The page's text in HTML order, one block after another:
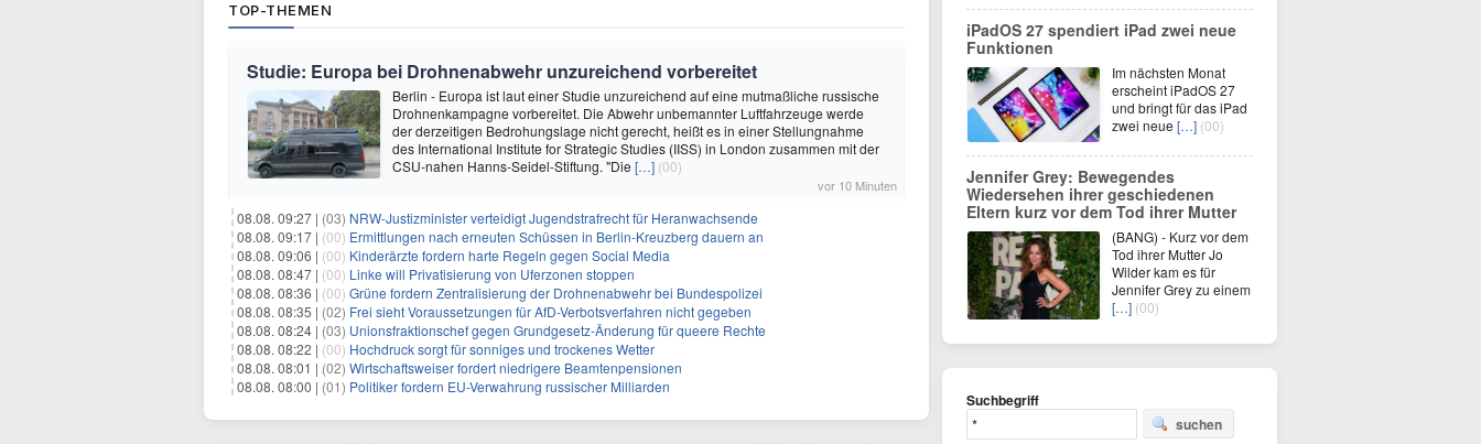
TOP-THEMEN
Studie: Europa bei Drohnenabwehr unzureichend vorbereitet
Berlin - Europa ist laut einer Studie unzureichend auf eine mutmaßliche russische
Drohnenkampagne vorbereitet. Die Abwehr unbemannter Luftfahrzeuge werde
der derzeitigen Bedrohungslage nicht gerecht, heißt es in einer Stellungnahme
des International Institute for Strategic Studies (IISS) in London zusammen mit der
CSU-nahen Hanns-Seidel-Stiftung. "Die […] (00)
vor 10 Minuten
08.08. 09:27 | (03) NRW-Justizminister verteidigt Jugendstrafrecht für Heranwachsende
08.08. 09:17 | (00) Ermittlungen nach erneuten Schüssen in Berlin-Kreuzberg dauern an
08.08. 09:06 | (00) Kinderärzte fordern harte Regeln gegen Social Media
08.08. 08:47 | (00) Linke will Privatisierung von Uferzonen stoppen
08.08. 08:36 | (00) Grüne fordern Zentralisierung der Drohnenabwehr bei Bundespolizei
08.08. 08:35 | (02) Frei sieht Voraussetzungen für AfD-Verbotsverfahren nicht gegeben
08.08. 08:24 | (03) Unionsfraktionschef gegen Grundgesetz-Änderung für queere Rechte
08.08. 08:22 | (00) Hochdruck sorgt für sonniges und trockenes Wetter
08.08. 08:01 | (02) Wirtschaftsweiser fordert niedrigere Beamtenpensionen
08.08. 08:00 | (01) Politiker fordern EU-Verwahrung russischer Milliarden
iPadOS 27 spendiert iPad zwei neue
Funktionen
Im nächsten Monat
erscheint iPadOS 27
und bringt für das iPad
zwei neue […] (00)
Jennifer Grey: Bewegendes
Wiedersehen ihrer geschiedenen
Eltern kurz vor dem Tod ihrer Mutter
(BANG) - Kurz vor dem
Tod ihrer Mutter Jo
Wilder kam es für
Jennifer Grey zu einem
[…] (00)
Suchbegriff
suchen